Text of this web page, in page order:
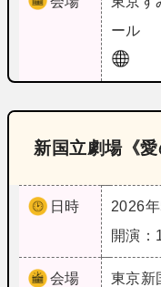
ール
新国立劇場《愛
日時
2026
開演：
会場 東京新